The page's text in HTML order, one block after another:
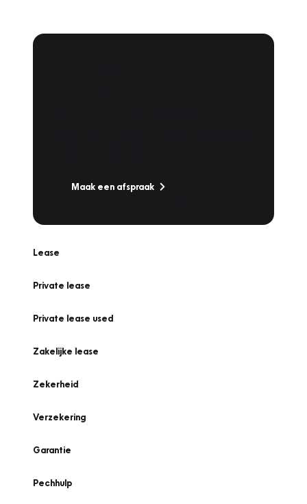
Maak een afspraak
Lease
Private lease
Private lease used
Zakelijke lease
Zekerheid
Verzekering
Garantie
Pechhulp